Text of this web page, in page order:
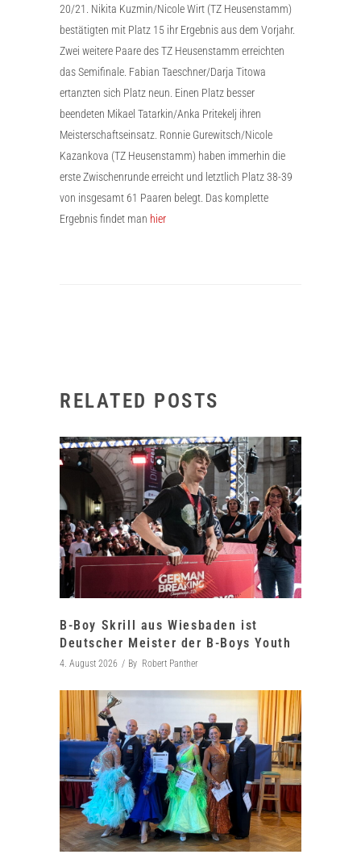
20/21. Nikita Kuzmin/Nicole Wirt (TZ Heusenstamm)
bestätigten mit Platz 15 ihr Ergebnis aus dem Vorjahr.
Zwei weitere Paare des TZ Heusenstamm erreichten
das Semifinale. Fabian Taeschner/Darja Titowa
ertanzten sich Platz neun. Einen Platz besser
beendeten Mikael Tatarkin/Anka Pritekelj ihren
Meisterschaftseinsatz. Ronnie Gurewitsch/Nicole
Kazankova (TZ Heusenstamm) haben immerhin die
erste Zwischenrunde erreicht und letztlich Platz 38-39
von insgesamt 61 Paaren belegt. Das komplette
Ergebnis findet man hier
RELATED POSTS
B-Boy Skrill aus Wiesbaden ist
Deutscher Meister der B-Boys Youth
4. August 2026 By Robert Panther